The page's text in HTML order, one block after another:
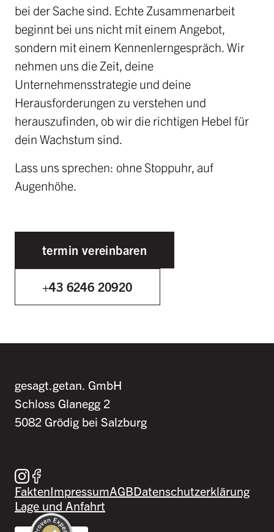
bei der Sache sind. Echte Zusammenarbeit
beginnt bei uns nicht mit einem Angebot,
sondern mit einem Kennenlerngespräch. Wir
nehmen uns die Zeit, deine
Unternehmensstrategie und deine
Herausforderungen zu verstehen und
herauszufinden, ob wir die richtigen Hebel für
dein Wachstum sind.
Lass uns sprechen: ohne Stoppuhr, auf
Augenhöhe.
termin vereinbaren
+43 6246 20920
gesagt.getan. GmbH
Schloss Glanegg 2
5082 Grödig bei Salzburg
Besuche uns auf Instagram
Besuche uns auf Facebook
FaktenImpressumAGBDatenschutzerklärung
Lage und Anfahrt